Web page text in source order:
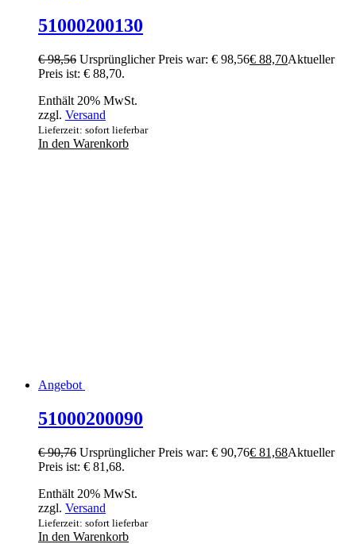
51000200130
€98,56 Ursprünglicher Preis war: € 98,56€ 88,70Aktueller
Preis ist: € 88,70.
Enthält 20% MwSt.
zzgl. Versand
Lieferzeit: sofort lieferbar
In den Warenkorb
Angebot
51000200090
€90,76 Ursprünglicher Preis war: € 90,76€ 81,68Aktueller
Preis ist: € 81,68.
Enthält 20% MwSt.
zzgl. Versand
Lieferzeit: sofort lieferbar
In den Warenkorb